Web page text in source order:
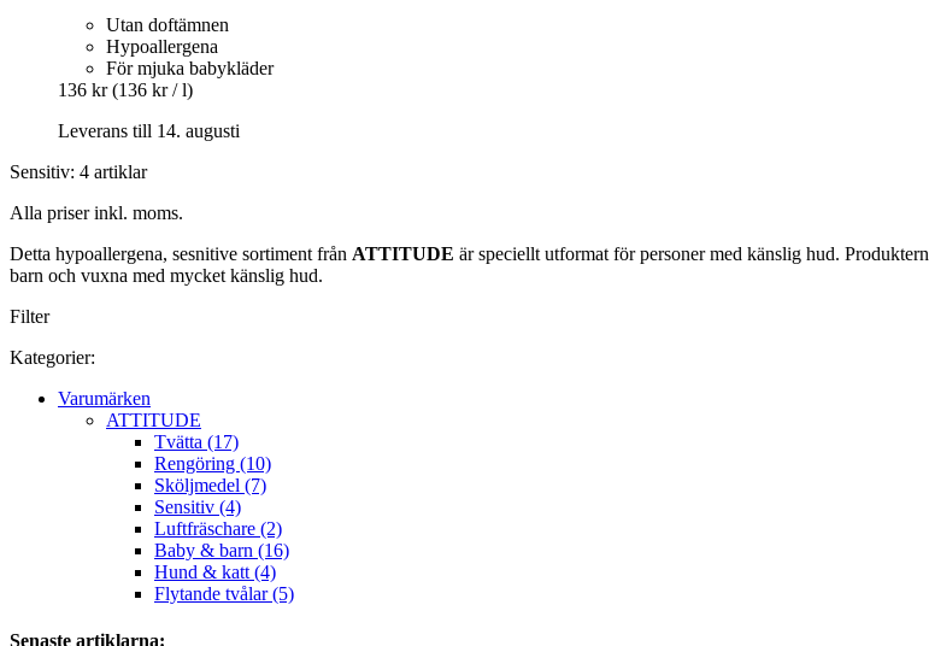
Utan doftämnen
Hypoallergena
För mjuka babykläder
136 kr (136 kr / l)
Leverans till 14. augusti
Sensitiv: 4 artiklar
Alla priser inkl. moms.
Detta hypoallergena, sesnitive sortiment från ATTITUDE är speciellt utformat för personer med känslig hud.
barn och vuxna med mycket känslig hud.
Filter
Kategorier:
Varumärken
ATTITUDE
Tvätta (17)
Rengöring (10)
Sköljmedel (7)
Sensitiv (4)
Luftfräschare (2)
Baby & barn (16)
Hund & katt (4)
Flytande tvålar (5)
Senaste artiklarna: